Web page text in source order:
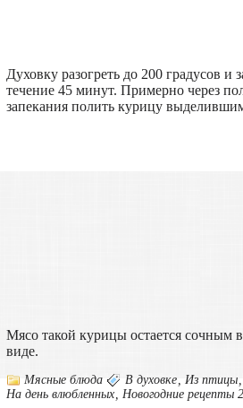
Духовку разогреть до 200 градусов и
течение 45 минут. Примерно через
запекания полить курицу
Мясо такой курицы остается сочным
виде.
Мясные блюда В духовке Из птицы
На день влюбленных
Новогодние рецепты